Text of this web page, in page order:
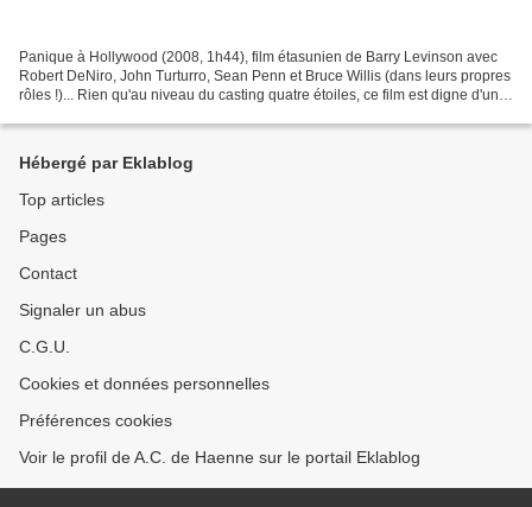
Panique à Hollywood (2008, 1h44), film étasunien de Barry Levinson avec
Robert DeNiro, John Turturro, Sean Penn et Bruce Willis (dans leurs propres
rôles !)... Rien qu'au niveau du casting quatre étoiles, ce film est digne d'une
Hébergé par Eklablog
Top articles
Pages
Contact
Signaler un abus
C.G.U.
Cookies et données personnelles
Préférences cookies
Voir le profil de A.C. de Haenne sur le portail Eklablog